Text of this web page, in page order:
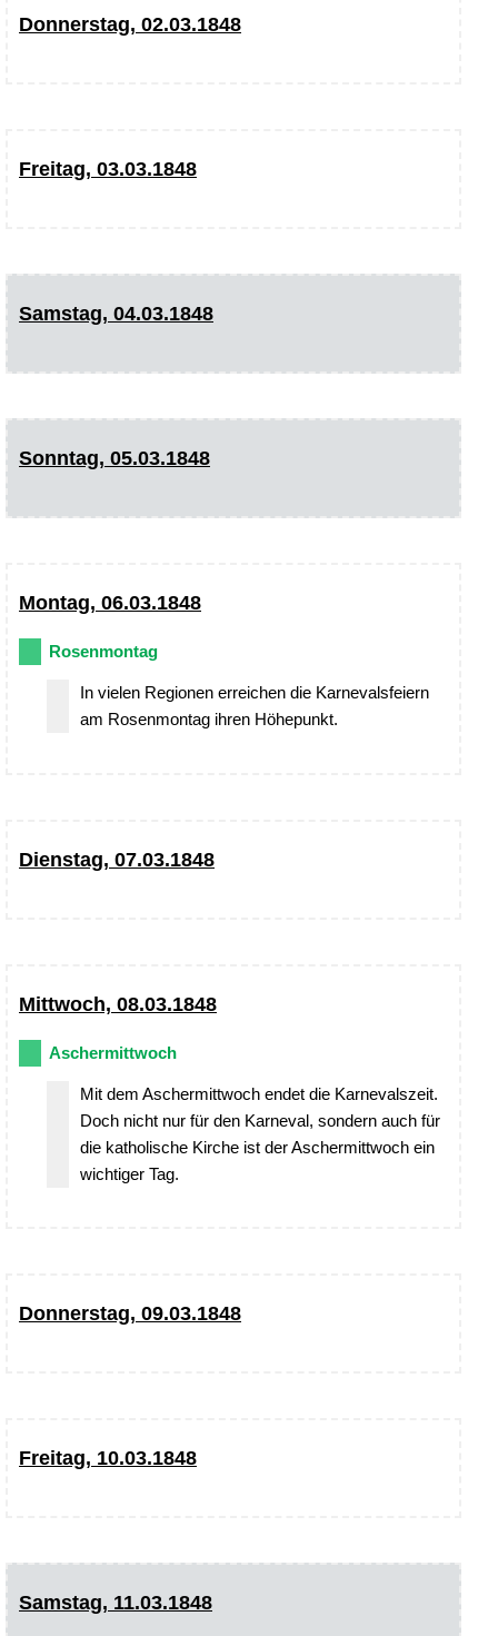
Donnerstag, 02.03.1848
Freitag, 03.03.1848
Samstag, 04.03.1848
Sonntag, 05.03.1848
Montag, 06.03.1848
Rosenmontag
In vielen Regionen erreichen die Karnevalsfeiern
am Rosenmontag ihren Höhepunkt.
Dienstag, 07.03.1848
Mittwoch, 08.03.1848
Aschermittwoch
Mit dem Aschermittwoch endet die Karnevalszeit.
Doch nicht nur für den Karneval, sondern auch für
die katholische Kirche ist der Aschermittwoch ein
wichtiger Tag.
Donnerstag, 09.03.1848
Freitag, 10.03.1848
Samstag, 11.03.1848